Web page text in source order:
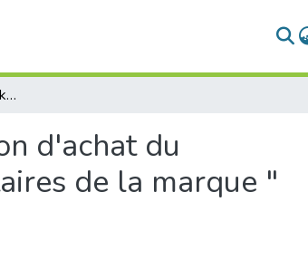
L'impact d'un nouveau packaging sur l'intention d'achat du consommateur: cas des compléments alimentaires de la marque " Alvityl " (Unliab Pharmaceuticals)
d'achat du
de la marque "